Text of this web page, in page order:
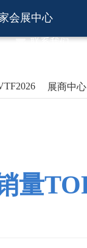
会展中心
联系我们
展商中心
量